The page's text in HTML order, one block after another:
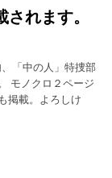
れます。
「中の人」特捜部
モノクロ２ページ
掲載。よろしけ